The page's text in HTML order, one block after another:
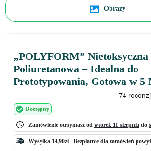
Obrazy
„POLYFORM”
Poliuretanowa – Idealna do
Prototypowania, Gotowa w 5
Dostępny
Zamówienie otrzymasz od wtorek 11 sierpnia do
Wysyłka 19,90zł - Bezpłatnie dla zamówień